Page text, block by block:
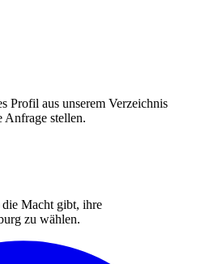
Profil aus unserem Verzeichnis
Anfrage stellen.
Macht gibt, ihre
zu wählen.